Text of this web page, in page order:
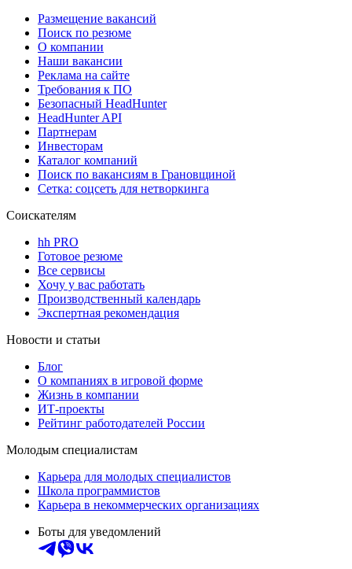
Размещение вакансий
Поиск по резюме
О компании
Наши вакансии
Реклама на сайте
Требования к ПО
Безопасный HeadHunter
HeadHunter API
Партнерам
Инвесторам
Каталог компаний
Поиск по вакансиям в Грановщиной
Сетка: соцсеть для нетворкинга
Соискателям
hh PRO
Готовое резюме
Все сервисы
Хочу у вас работать
Производственный календарь
Экспертная рекомендация
Новости и статьи
Блог
О компаниях в игровой форме
Жизнь в компании
ИТ-проекты
Рейтинг работодателей России
Молодым специалистам
Карьера для молодых специалистов
Школа программистов
Карьера в некоммерческих организациях
Боты для уведомлений